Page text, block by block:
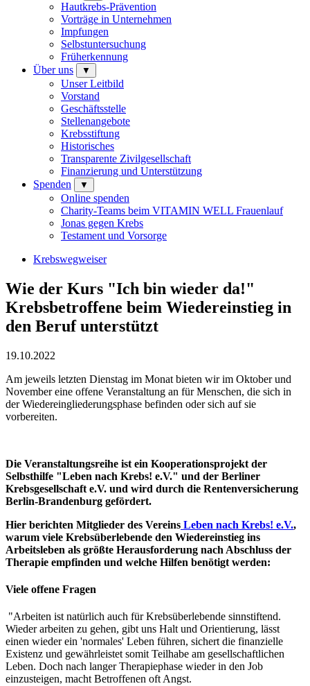
Hautkrebs-Prävention
Vorträge in Unternehmen
Impfungen
Selbstuntersuchung
Früherkennung
Über uns
▼
Unser Leitbild
Vorstand
Geschäftsstelle
Stellenangebote
Krebsstiftung
Historisches
Transparente Zivilgesellschaft
Finanzierung und Unterstützung
Spenden
▼
Online spenden
Charity-Teams beim VITAMIN WELL Frauenlauf
Jonas gegen Krebs
Testament und Vorsorge
Krebswegweiser
Wie der Kurs "Ich bin wieder da!"
Krebsbetroffene beim Wiedereinstieg in
den Beruf unterstützt
19.10.2022
Am jeweils letzten Dienstag im Monat bieten wir im Oktober und
November eine offene Veranstaltung an für Menschen, die sich in
der Wiedereingliederungsphase befinden oder sich auf sie
vorbereiten.
Die Veranstaltungsreihe ist ein Kooperationsprojekt der
Selbsthilfe "Leben nach Krebs! e.V." und der Berliner
Krebsgesellschaft e.V. und wird durch die Rentenversicherung
Berlin-Brandenburg gefördert.
Hier berichten Mitglieder des Vereins Leben nach Krebs! e.V.,
warum viele Krebsüberlebende den Wiedereinstieg ins
Arbeitsleben als größte Herausforderung nach Abschluss der
Therapie empfinden und welche Hilfen benötigt werden:
Viele offene Fragen
"Arbeiten ist natürlich auch für Krebsüberlebende sinnstiftend.
Wieder arbeiten zu gehen, gibt uns Halt und Orientierung, lässt
einen wieder ein 'normales' Leben führen, sichert die finanzielle
Existenz und gewährleistet somit Teilhabe am gesellschaftlichen
Leben. Doch nach langer Therapiephase wieder in den Job
einzusteigen, macht Betroffenen oft Angst.